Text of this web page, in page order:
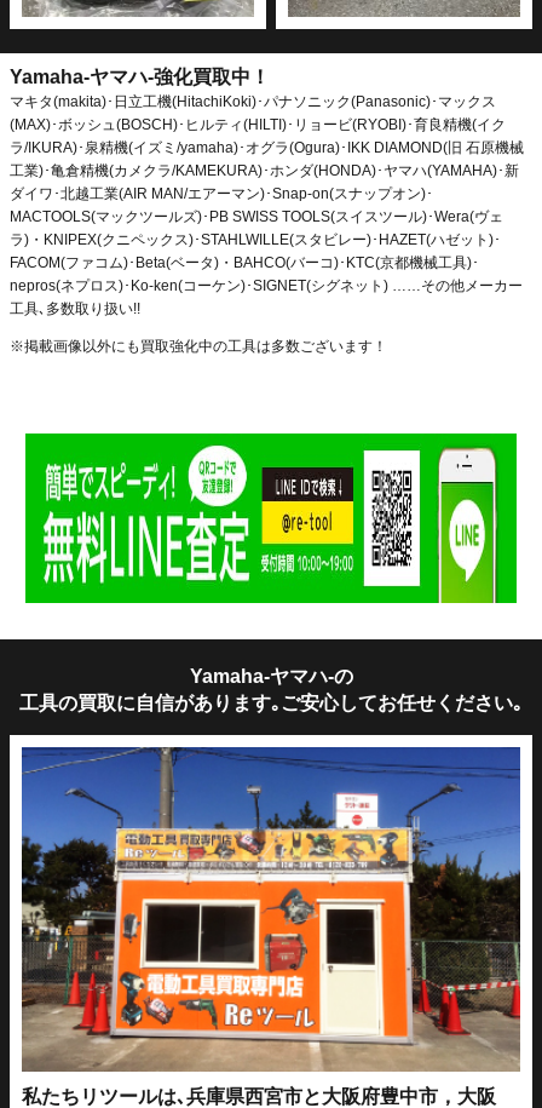
Yamaha-ヤマハ-強化買取中！
マキタ(makita)･日立工機(HitachiKoki)･パナソニック(Panasonic)･マックス
(MAX)･ボッシュ(BOSCH)･ヒルティ(HILTI)･リョービ(RYOBI)･育良精機(イク
ラ/IKURA)･泉精機(イズミ/yamaha)･オグラ(Ogura)･IKK DIAMOND(旧 石原機械
工業)･亀倉精機(カメクラ/KAMEKURA)･ホンダ(HONDA)･ヤマハ(YAMAHA)･新
ダイワ･北越工業(AIR MAN/エアーマン)･Snap-on(スナップオン)･
MACTOOLS(マックツールズ)･PB SWISS TOOLS(スイスツール)･Wera(ヴェ
ラ)・KNIPEX(クニペックス)･STAHLWILLE(スタビレー)･HAZET(ハゼット)･
FACOM(ファコム)･Beta(ベータ)・BAHCO(バーコ)･KTC(京都機械工具)･
nepros(ネプロス)･Ko-ken(コーケン)･SIGNET(シグネット) ……その他メーカー
工具､多数取り扱い!!
※掲載画像以外にも買取強化中の工具は多数ございます！
Yamaha-ヤマハ-の
工具の買取に自信があります｡ご安心してお任せください｡
私たちリツールは､兵庫県西宮市と大阪府豊中市，大阪